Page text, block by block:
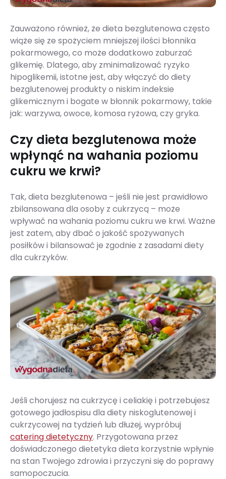
Zauważono również, że dieta bezglutenowa często
wiąże się ze spożyciem mniejszej ilości błonnika
pokarmowego, co może dodatkowo zaburzać
glikemię. Dlatego, aby zminimalizować ryzyko
hipoglikemii, istotne jest, aby włączyć do diety
bezglutenowej produkty o niskim indeksie
glikemicznym i bogate w błonnik pokarmowy, takie
jak: warzywa, owoce, komosa ryżowa, czy gryka.
Czy dieta bezglutenowa może
wpłynąć na wahania poziomu
cukru we krwi?
Tak, dieta bezglutenowa – jeśli nie jest prawidłowo
zbilansowana dla osoby z cukrzycą – może
wpływać na wahania poziomu cukru we krwi. Ważne
jest zatem, aby dbać o jakość spożywanych
posiłków i bilansować je zgodnie z zasadami diety
dla cukrzyków.
Jeśli chorujesz na cukrzycę i celiakię i potrzebujesz
gotowego jadłospisu dla diety niskoglutenowej i
cukrzycowej na tydzień lub dłużej, wypróbuj
catering dietetyczny. Przygotowana przez
doświadczonego dietetyka dieta korzystnie wpłynie
na stan Twojego zdrowia i przyczyni się do poprawy
samopoczucia.